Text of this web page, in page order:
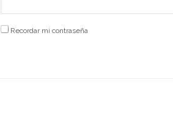
Recordar mi contraseña